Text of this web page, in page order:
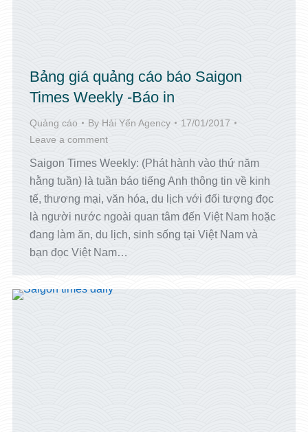
Bảng giá quảng cáo báo Saigon
Times Weekly -Báo in
Quảng cáo By Hải Yến Agency
17/01/2017
Leave a comment
Saigon Times Weekly: (Phát hành vào thứ năm
hằng tuần) là tuần báo tiếng Anh thông tin về kinh
tế, thương mại, văn hóa, du lịch với đối tượng đọc
là người nước ngoài quan tâm đến Việt Nam hoặc
đang làm ăn, du lịch, sinh sống tại Việt Nam và
bạn đọc Việt Nam…